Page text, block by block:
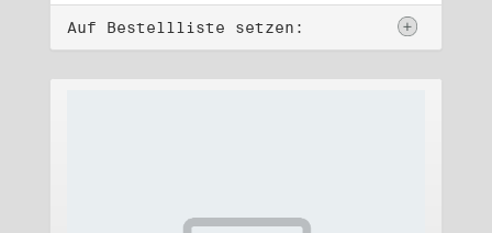
Auf Bestellliste setzen: